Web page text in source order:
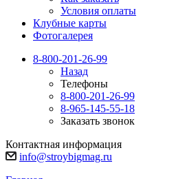
Условия оплаты
Клубные карты
Фотогалерея
8-800-201-26-99
Назад
Телефоны
8-800-201-26-99
8-965-145-55-18
Заказать звонок
Контактная информация
info@stroybigmag.ru